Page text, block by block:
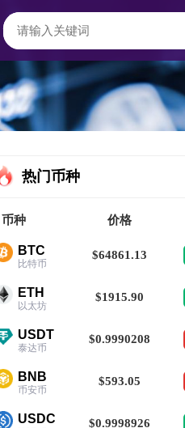
热门币种
币种 价格
BTC
比特币
$64861.13
ETH
以太坊
$1915.90
USDT
泰达币
$0.9990208
BNB
币安币
$593.05
USDC $0.9998926